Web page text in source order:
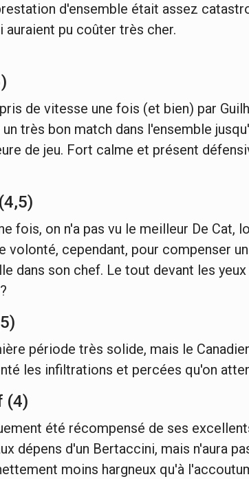
d'ensemble était assez
auraient pu coûter très cher.
de vitesse une fois (et bien) par
très bon match dans l'ensemble
de jeu. Fort calme et présent
fois, on n'a pas vu le meilleur De Cat,
volonté, cependant, pour compenser
dans son chef. Le tout devant les
période très solide, mais le
les infiltrations et percées qu'on
(4)
été récompensé de ses
dépens d'un Bertaccini, mais n'aura
moins hargneux qu'à